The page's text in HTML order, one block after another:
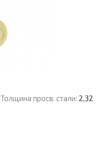
Толщина просв. стали: 2,32